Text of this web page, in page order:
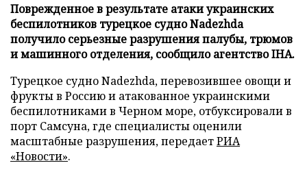
Поврежденное в результате атаки украинских
беспилотников турецкое судно Nadezhda
получило серьезные разрушения палубы, трюмов
и машинного отделения, сообщило агентство IHA.
Турецкое судно Nadezhda, перевозившее овощи и
фрукты в Россию и атакованное украинскими
беспилотниками в Черном море, отбуксировали в
порт Самсуна, где специалисты оценили
масштабные разрушения, передаетРИА
«Новости».